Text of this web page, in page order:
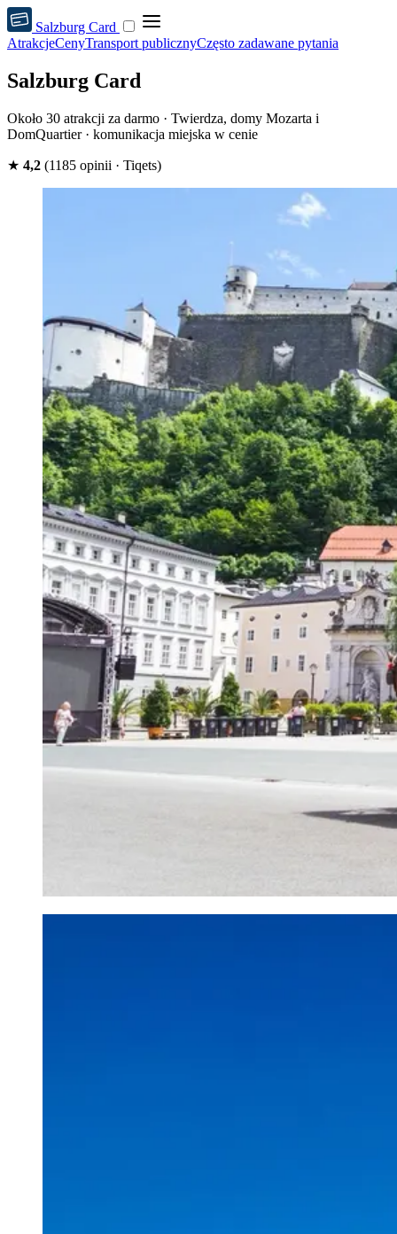
Salzburg Card
AtrakcjeCenyTransport publicznyCzęsto zadawane pytania
Salzburg Card
Około 30 atrakcji za darmo · Twierdza, domy Mozarta i
DomQuartier · komunikacja miejska w cenie
★ 4,2 (1185 opinii · Tiqets)